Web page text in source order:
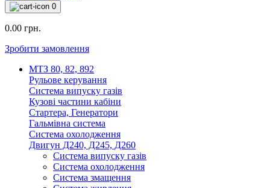
0
0.00 грн.
Зробити замовлення
МТЗ 80, 82, 892
Рульове керування
Система випуску газів
Кузові частини кабіни
Стартера, Генератори
Гальмівна система
Система охолодження
Двигун Д240, Д245, Д260
Система випуску газів
Система охолодження
Система змащення